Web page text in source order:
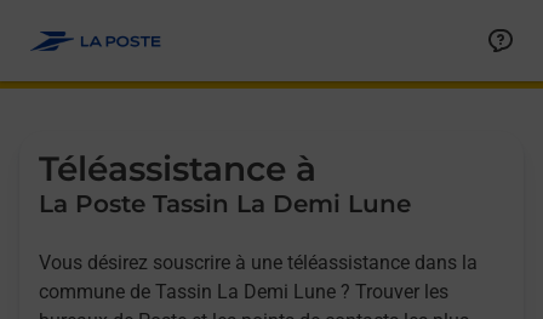
Téléassistance à
La Poste Tassin La Demi Lune
Vous désirez souscrire à une téléassistance dans la
commune de Tassin La Demi Lune ? Trouver les